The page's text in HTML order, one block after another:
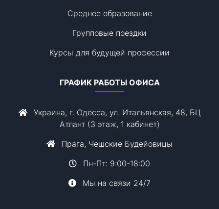
Среднее образование
Групповые поездки
Курсы для будущей профессии
ГРАФИК РАБОТЫ ОФИСА
Украина, г. Одесса, ул. Итальянская, 48, БЦ
Атлант (3 этаж, 1 кабинет)
Прага, Чешские Будейовицы
Пн-Пт: 9:00-18:00
Мы на связи 24/7